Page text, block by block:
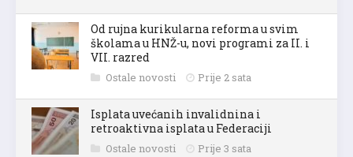
Od rujna kurikularna reforma u svim
školama u HNŽ-u, novi programi za II. i
VII. razred
Ostale novosti Prije 2 sata
Isplata uvećanih invalidnina i
retroaktivna isplata u Federaciji
Ostale novosti Prije 3 sata